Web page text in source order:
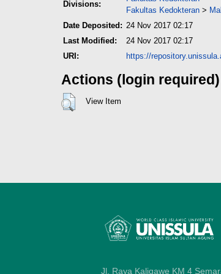
Divisions:
Fakultas Kedokteran >
Date Deposited: 24 Nov 2017 02:17
Last Modified:
24 Nov 2017 02:17
URI:
https://
Actions (login required)
View Item
Jl. Raya Kaligawe KM 4